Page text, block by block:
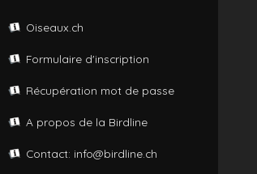
Oiseaux.ch
Formulaire d'inscription
Récupération mot de passe
A propos de la Birdline
Contact: info@birdline.ch